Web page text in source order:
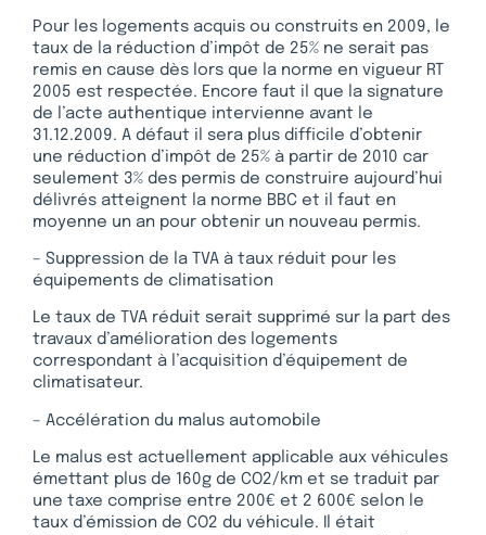
Pour les logements acquis ou construits en 2009, le
taux de la réduction d’impôt de 25% ne serait pas
remis en cause dès lors que la norme en vigueur RT
2005 est respectée. Encore faut il que la signature
de l’acte authentique intervienne avant le
31.12.2009. A défaut il sera plus difficile d’obtenir
une réduction d’impôt de 25% à partir de 2010 car
seulement 3% des permis de construire aujourd’hui
délivrés atteignent la norme BBC et il faut en
moyenne un an pour obtenir un nouveau permis.
– Suppression de la TVA à taux réduit pour les
équipements de climatisation
Le taux de TVA réduit serait supprimé sur la part des
travaux d’amélioration des logements
correspondant à l’acquisition d’équipement de
climatisateur.
– Accélération du malus automobile
Le malus est actuellement applicable aux véhicules
émettant plus de 160g de CO2/km et se traduit par
une taxe comprise entre 200€ et 2 600€ selon le
taux d’émission de CO2 du véhicule. Il était